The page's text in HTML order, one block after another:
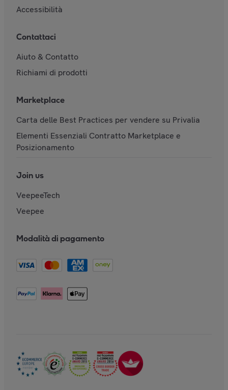
Accessibilità
Contattaci
Aiuto & Contatto
Richiami di prodotti
Marketplace
Carta delle Best Practices per vendere su Privalia
Elementi Essenziali Contratto Marketplace e
Posizionamento
Join us
VeepeeTech
Veepee
Modalità di pagamento